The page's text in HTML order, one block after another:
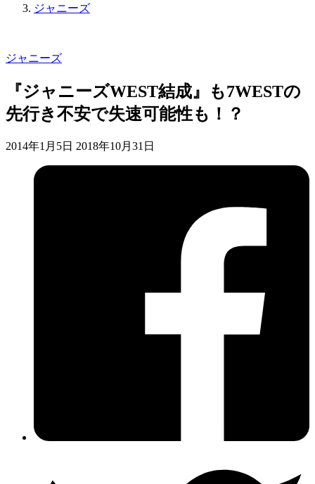
ジャニーズ
ジャニーズ
『ジャニーズWEST結成』も7WESTの
先行き不安で失速可能性も！？
2014年1月5日 2018年10月31日